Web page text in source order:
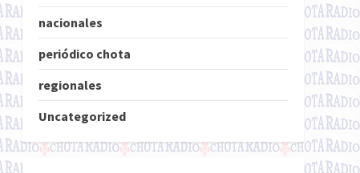
nacionales
periódico chota
regionales
Uncategorized